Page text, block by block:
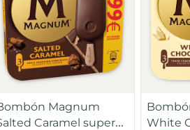
Magnum
Caramel super
White